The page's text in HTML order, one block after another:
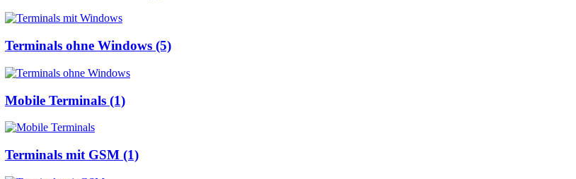
Terminals ohne Windows (5)
Mobile Terminals (1)
Terminals mit GSM (1)